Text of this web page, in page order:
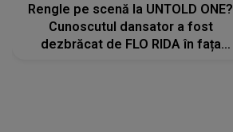
Rengle pe scenă la UNTOLD ONE?
Cunoscutul dansator a fost
dezbrăcat de FLO RIDA în fața